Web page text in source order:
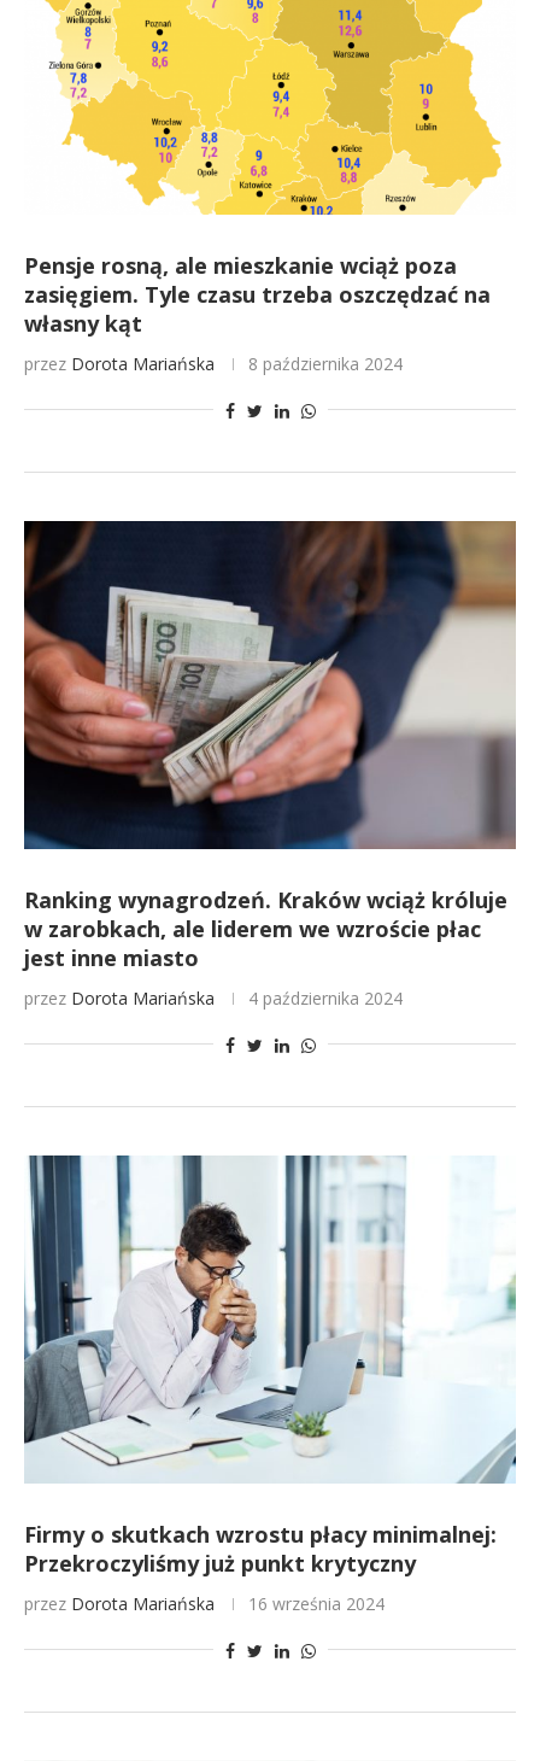
Pensje rosną, ale mieszkanie wciąż poza
zasięgiem. Tyle czasu trzeba oszczędzać na
własny kąt
przez Dorota Mariańska 8 października 2024
Ranking wynagrodzeń. Kraków wciąż króluje
w zarobkach, ale liderem we wzroście płac
jest inne miasto
przez Dorota Mariańska 4 października 2024
Firmy o skutkach wzrostu płacy minimalnej:
Przekroczyliśmy już punkt krytyczny
przez Dorota Mariańska 16 września 2024